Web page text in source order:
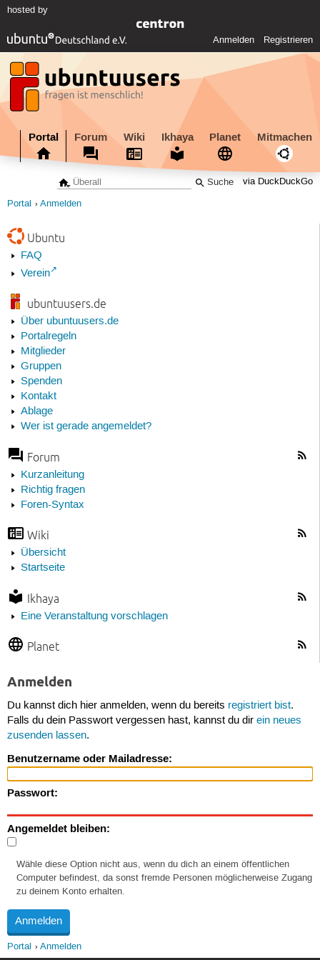
hosted by
Anmelden Registrieren
Portal Forum Wiki Ikhaya Planet Mitmachen
via DuckDuckGo
Portal Anmelden
Ubuntu
FAQ
Verein
ubuntuusers.de
Über ubuntuusers.de
Portalregeln
Mitglieder
Gruppen
Spenden
Kontakt
Ablage
Wer ist gerade angemeldet?
Forum
Kurzanleitung
Richtig fragen
Foren-Syntax
Wiki
Übersicht
Startseite
Ikhaya
Eine Veranstaltung vorschlagen
Planet
Anmelden
Du kannst dich hier anmelden, wenn du bereits registriert bist.
Falls du dein Passwort vergessen hast, kannst du dir ein neues
zusenden lassen.
Benutzername oder Mailadresse:
Passwort:
Angemeldet bleiben:
Wähle diese Option nicht aus, wenn du dich an einem öffentlichen
Computer befindest, da sonst fremde Personen möglicherweise Zugang
zu deinem Konto erhalten.
Portal Anmelden